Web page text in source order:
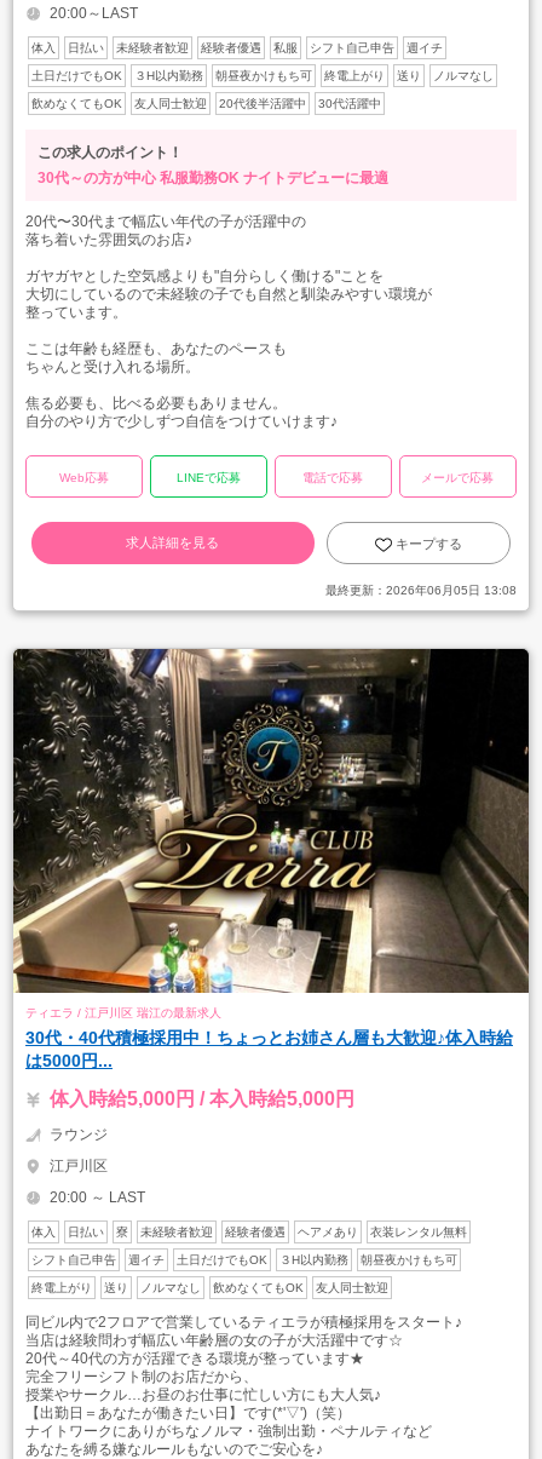
20:00～LAST
体入 日払い 未経験者歓迎 経験者優遇 私服 シフト自己申告 週イチ
土日だけでもOK ３H以内勤務 朝昼夜かけもち可 終電上がり 送り ノルマなし
飲めなくてもOK 友人同士歓迎 20代後半活躍中 30代活躍中
この求人のポイント！
30代～の方が中心 私服勤務OK ナイトデビューに最適
20代〜30代まで幅広い年代の子が活躍中の
落ち着いた雰囲気のお店♪
ガヤガヤとした空気感よりも"自分らしく働ける"ことを
大切にしているので未経験の子でも自然と馴染みやすい環境が
整っています。
ここは年齢も経歴も、あなたのペースも
ちゃんと受け入れる場所。
焦る必要も、比べる必要もありません。
自分のやり方で少しずつ自信をつけていけます♪
Web応募 LINEで応募 電話で応募 メールで応募
求人詳細を見る キープする
最終更新： 2026年06月05日 13:08
ティエラ / 江戸川区 瑞江の最新求人
30代・40代積極採用中！ちょっとお姉さん層も大歓迎♪体入時給
は5000円...
体入時給5,000円 / 本入時給5,000円
ラウンジ
江戸川区
20:00 ～ LAST
体入 日払い 寮 未経験者歓迎 経験者優遇 ヘアメあり 衣装レンタル無料
シフト自己申告 週イチ 土日だけでもOK ３H以内勤務 朝昼夜かけもち可
終電上がり 送り ノルマなし 飲めなくてもOK 友人同士歓迎
同ビル内で2フロアで営業しているティエラが積極採用をスタート♪
当店は経験問わず幅広い年齢層の女の子が大活躍中です☆
20代～40代の方が活躍できる環境が整っています★
完全フリーシフト制のお店だから、
授業やサークル…お昼のお仕事に忙しい方にも大人気♪
【出勤日＝あなたが働きたい日】です(*'▽')（笑）
ナイトワークにありがちなノルマ・強制出勤・ペナルティなど
あなたを縛る嫌なルールもないのでご安心を♪